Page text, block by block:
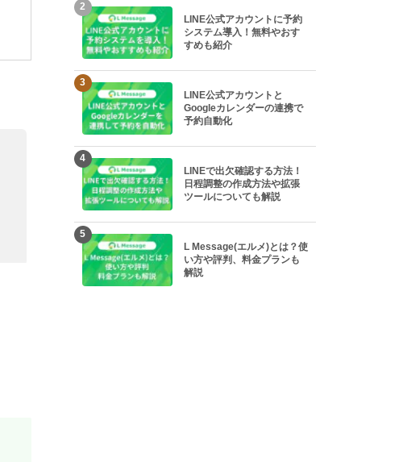
2
LINE公式アカウントに予約
システム導入！無料やおす
すめも紹介
3
LINE公式アカウントと
Googleカレンダーの連携で
予約自動化
4
LINEで出欠確認する方法！
日程調整の作成方法や拡張
ツールについても解説
5
L Message(エルメ)とは？使
い方や評判、料金プランも
解説